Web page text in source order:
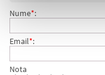
Nume*:
Email*:
Nota